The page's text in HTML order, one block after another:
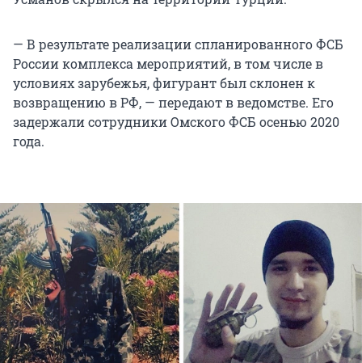
— В результате реализации спланированного ФСБ
России комплекса мероприятий, в том числе в
условиях зарубежья, фигурант был склонен к
возвращению в РФ, — передают в ведомстве. Его
задержали сотрудники Омского ФСБ осенью 2020
года.